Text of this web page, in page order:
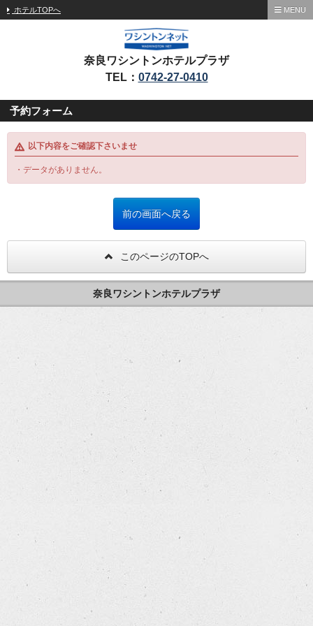
ホテルTOPへ MENU
奈良ワシントンホテルプラザ
TEL： 0742-27-0410
予約フォーム
以下内容をご確認下さいませ
・データがありません。
このページのTOPへ
奈良ワシントンホテルプラザ